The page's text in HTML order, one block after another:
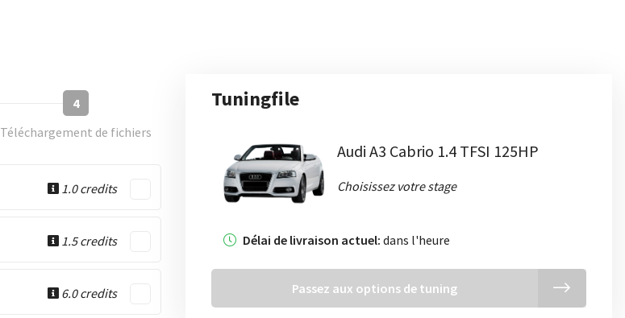
4
Téléchargement de fichiers
1.0 credits
1.5 credits
6.0 credits
Tuningfile
Audi A3 Cabrio 1.4 TFSI 125HP
Choisissez votre stage
Délai de livraison actuel: dans l'heure
Passez aux options de tuning